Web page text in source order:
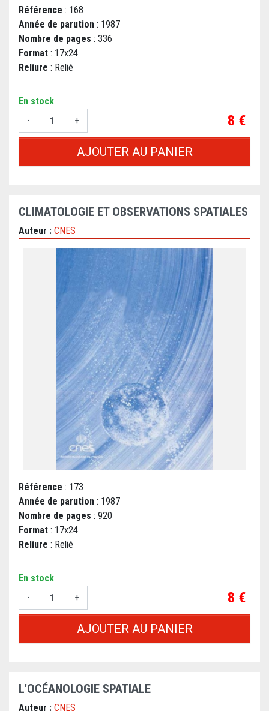
Référence : 168
Année de parution : 1987
Nombre de pages : 336
Format : 17x24
Reliure : Relié
En stock
-
+ Prix
8 €
AJOUTER AU PANIER
CLIMATOLOGIE ET OBSERVATIONS SPATIALES
Auteur : CNES
Référence : 173
Année de parution : 1987
Nombre de pages : 920
Format : 17x24
Reliure : Relié
En stock
-
+ Prix
8 €
AJOUTER AU PANIER
L'OCÉANOLOGIE SPATIALE
Auteur : CNES